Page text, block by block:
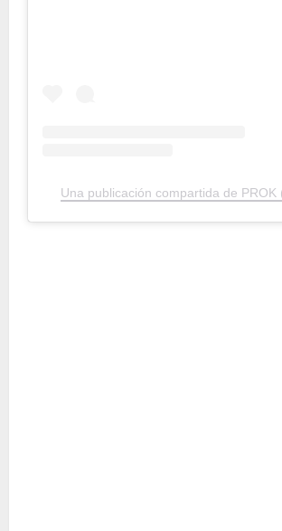
Una publicación compartida de PROK